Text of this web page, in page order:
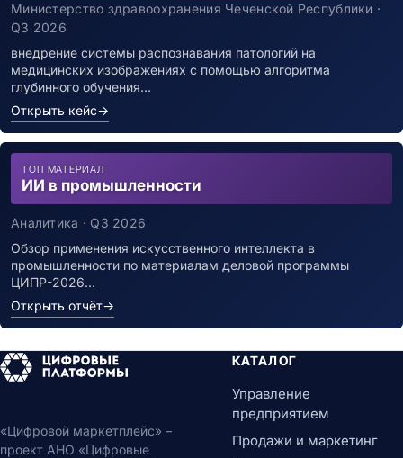
Министерство здравоохранения Чеченской Республики ·
Q3 2026
внедрение системы распознавания патологий на
медицинских изображениях с помощью алгоритма
глубинного обучения…
Открыть кейс→
ТОП МАТЕРИАЛ
ИИ в промышленности
Аналитика · Q3 2026
Обзор применения искусственного интеллекта в
промышленности по материалам деловой программы
ЦИПР-2026…
Открыть отчёт→
«Цифровой маркетплейс» –
проект АНО «Цифровые
КАТАЛОГ
Управление
предприятием
Продажи и маркетинг